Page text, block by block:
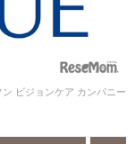
ビジョンケア カンパニー